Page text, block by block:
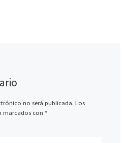
no será publicada. Los
marcados con *